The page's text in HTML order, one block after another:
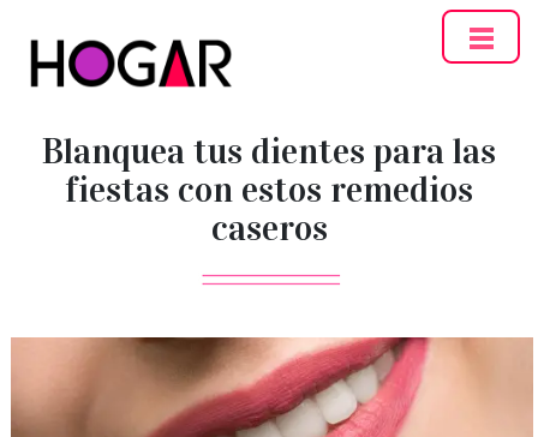
Blanquea tus dientes para las
fiestas con estos remedios
caseros